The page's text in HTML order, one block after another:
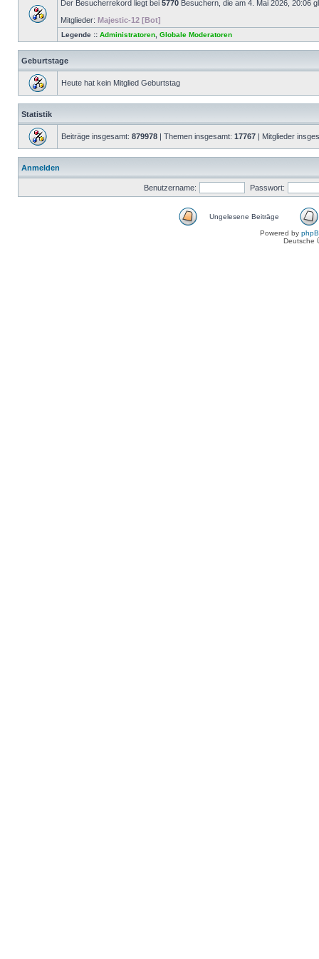
Der Besucherrekord liegt bei 5770 Besuchern, die am 4. Mai 2026, 20:06
Mitglieder: Majestic-12 [Bot]
Legende :: Administratoren Globale Moderatoren
Geburtstage
Heute hat kein Mitglied Geburtstag
Statistik
Beiträge insgesamt: 879978 | Themen insgesamt: 17767 | Mitglieder
Anmelden
Benutzername: Passwort:
Ungelesene Beiträge
Powered by
Deutsche